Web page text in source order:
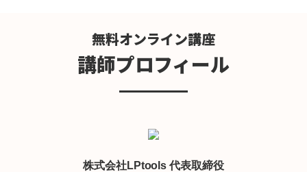
無料オンライン講座
講師プロフィール
株式会社LPtools 代表取締役